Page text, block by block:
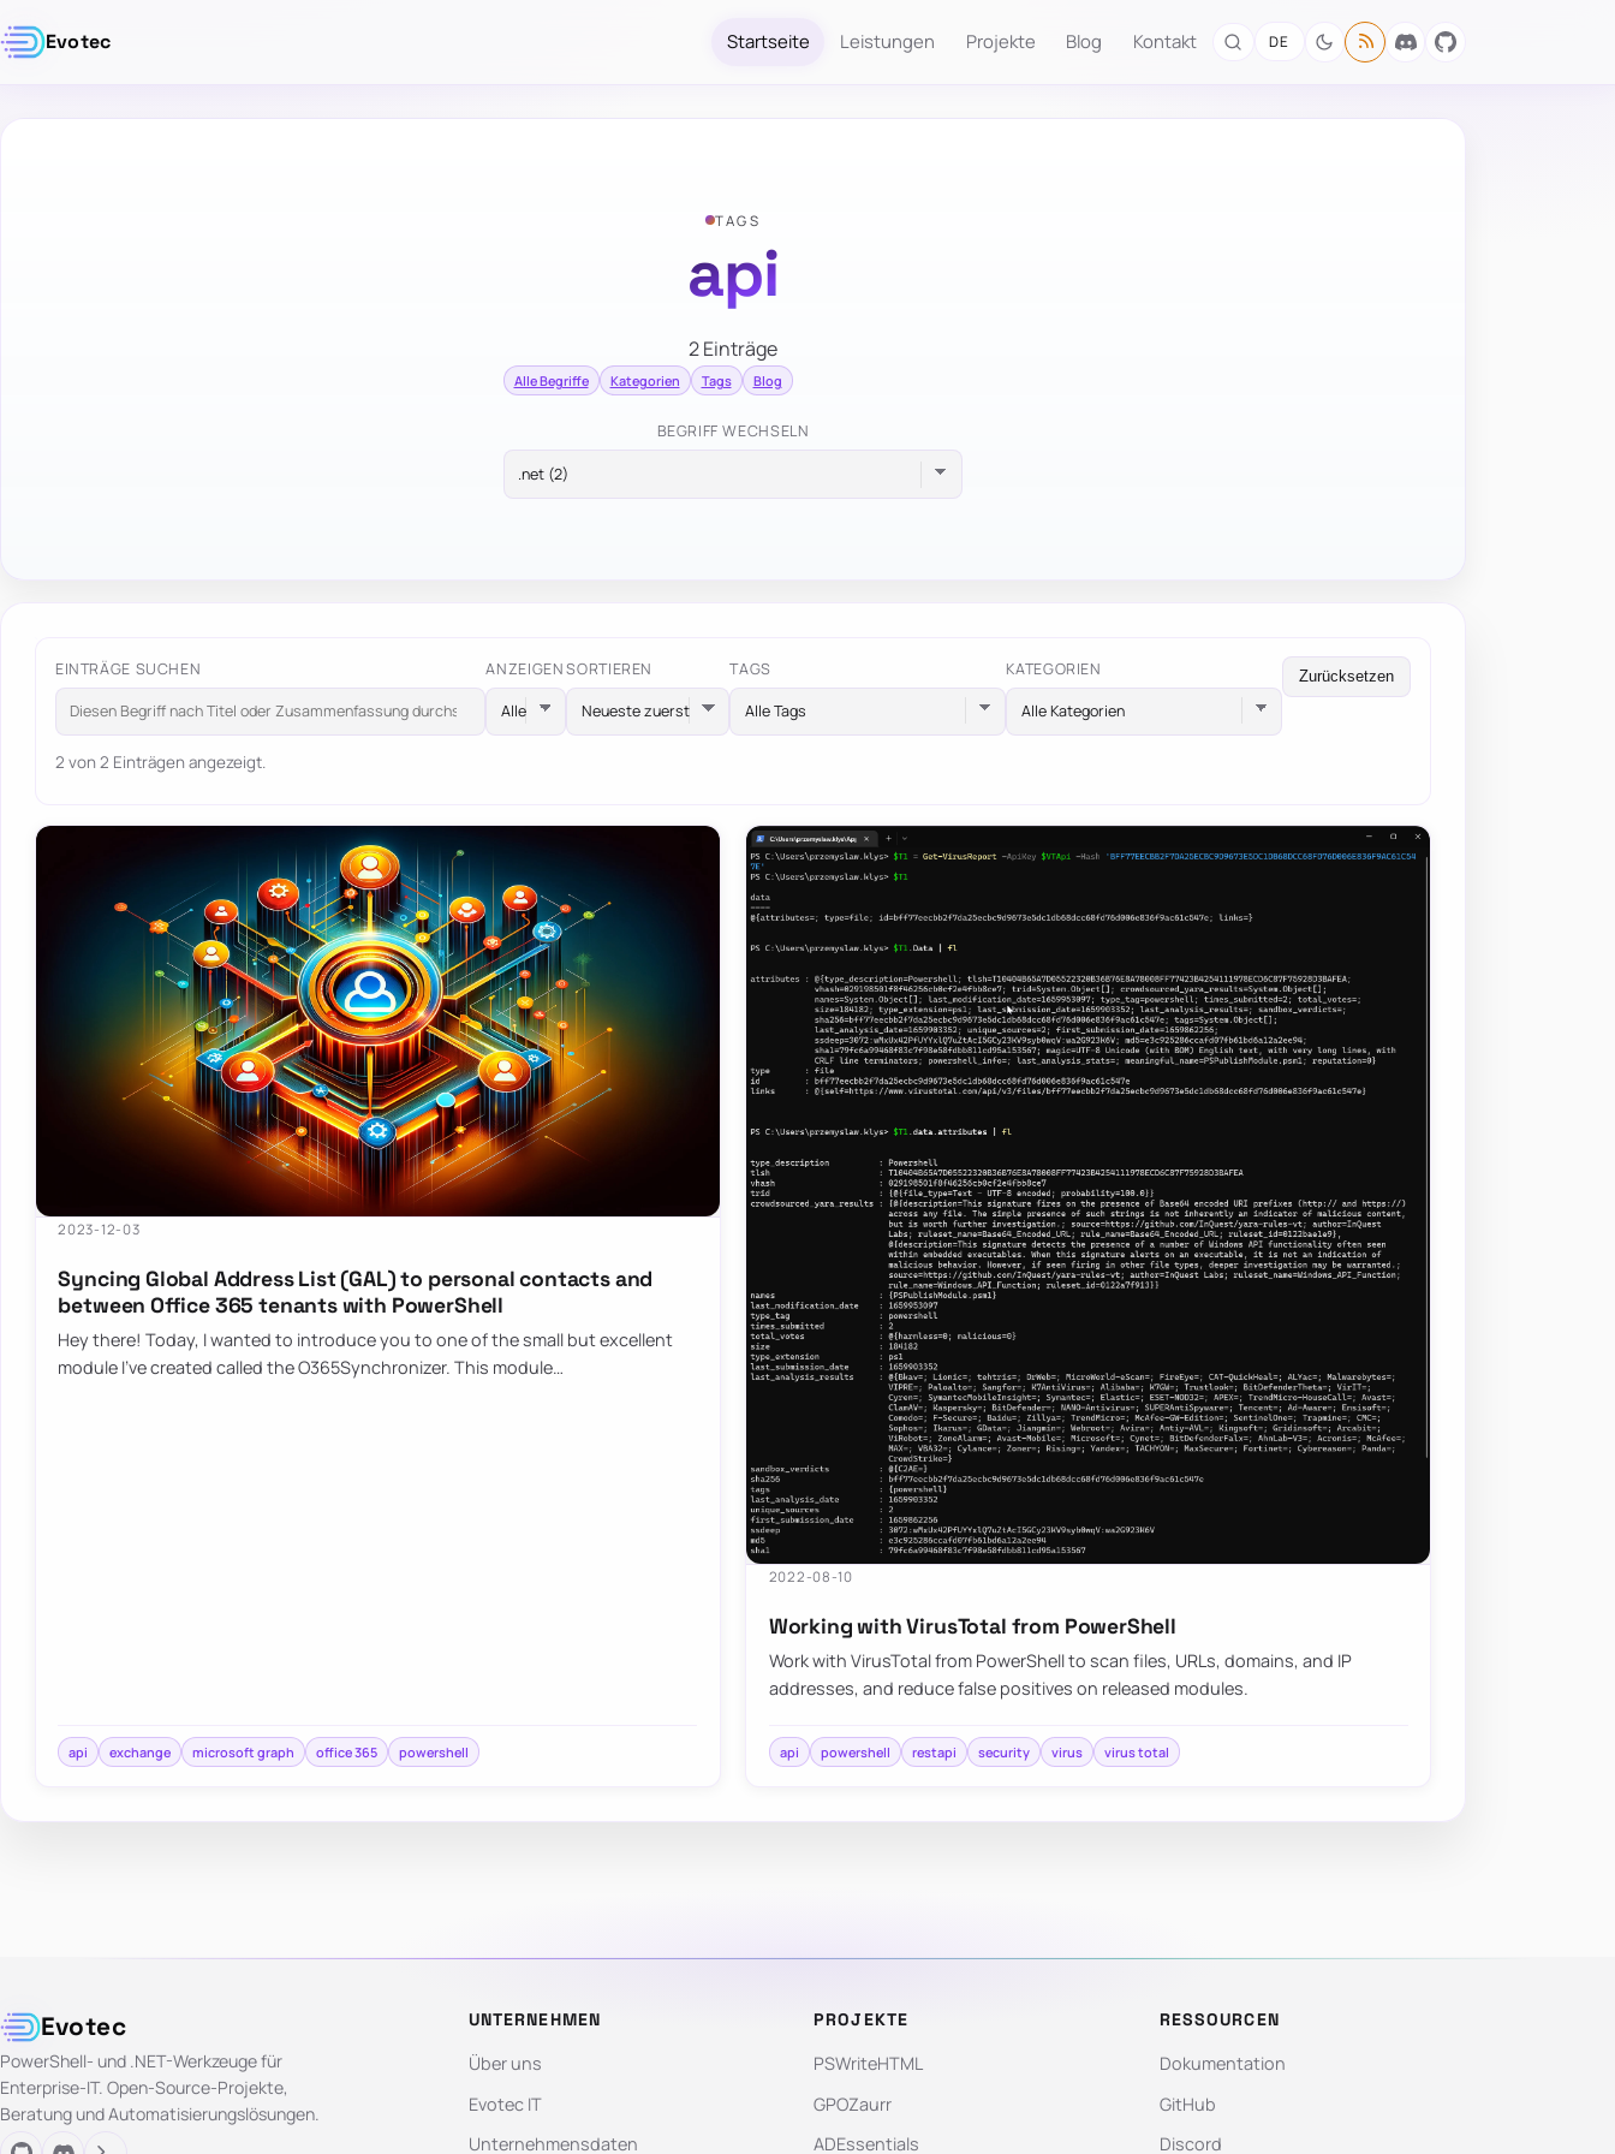
Evotec Startseite Leistungen Projekte Blog Kontakt DE
TAGS
api
2 Einträge
Alle Begriffe Kategorien Tags Blog
BEGRIFF WECHSELN
EINTRÄGE SUCHEN ANZEIGEN SORTIEREN TAGS
Alle Tags
KATEGORIEN
Alle Kategorien
Zurücksetzen
2 von 2 Einträgen angezeigt.
2023-12-03
Syncing Global Address List (GAL) to personal contacts and
between Office 365 tenants with PowerShell
Hey there! Today, I wanted to introduce you to one of the small but excellent
module I’ve created called the O365Synchronizer. This module…
api exchange microsoft graph office 365 powershell
2022-08-10
Working with VirusTotal from PowerShell
Work with VirusTotal from PowerShell to scan files, URLs, domains, and IP
addresses, and reduce false positives on released modules.
api powershell restapi security virus virus total
Evotec
PowerShell- und .NET-Werkzeuge für
Enterprise-IT. Open-Source-Projekte,
Beratung und Automatisierungslösungen.
UNTERNEHMEN
Über uns
Evotec IT
Unternehmensdaten
PROJEKTE
PSWriteHTML
GPOZaurr
ADEssentials
RESSOURCEN
Dokumentation
GitHub
Discord